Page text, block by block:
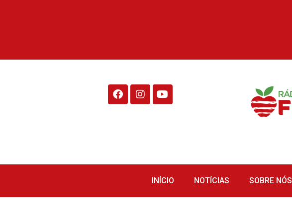
INÍCIO NOTÍCIAS SOBRE NÓS